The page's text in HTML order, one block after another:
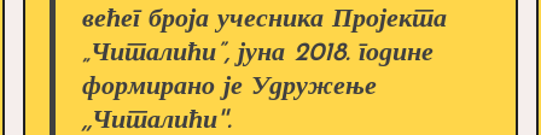
већег броја учесника Пројекта
„Читалићи”, јуна 2018. године
формирано је Удружење
,,Читалићи''.